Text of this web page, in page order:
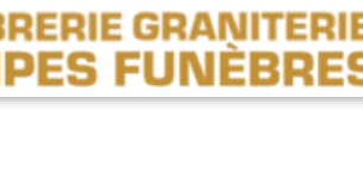
FUNERAIREESPACES HOMMAGES